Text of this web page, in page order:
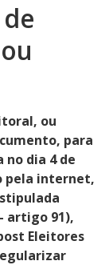
ou
para
dia 4 de
pela internet,
artigo 91),
Eleitores